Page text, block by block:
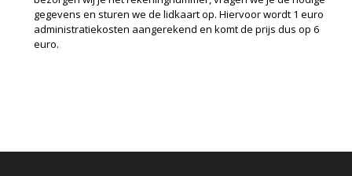
gegevens en sturen we de lidkaart op. Hiervoor wordt 1 euro
administratiekosten aangerekend en komt de prijs dus op 6
euro.